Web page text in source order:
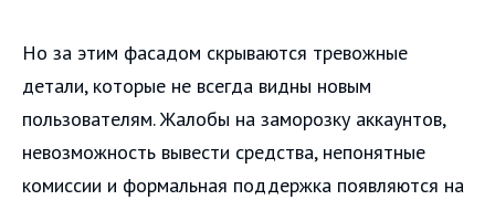
Но за этим фасадом скрываются тревожные
детали, которые не всегда видны новым
пользователям. Жалобы на заморозку аккаунтов,
невозможность вывести средства, непонятные
комиссии и формальная поддержка появляются на